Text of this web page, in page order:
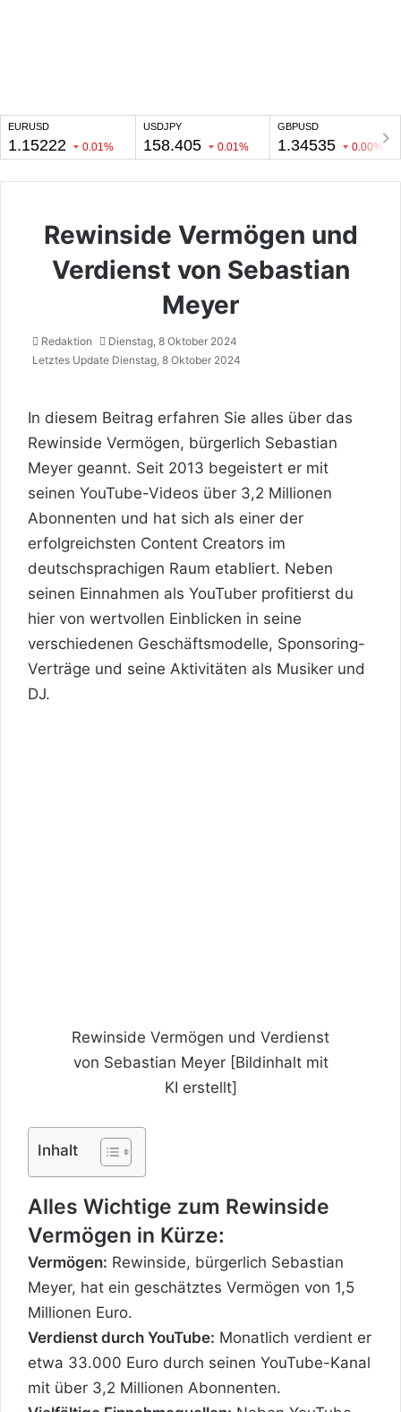
Rewinside Vermögen und
Verdienst von Sebastian
Meyer
Redaktion
Dienstag, 8 Oktober 2024
Letztes Update Dienstag, 8 Oktober 2024
In diesem Beitrag erfahren Sie alles über das
Rewinside Vermögen, bürgerlich Sebastian
Meyer geannt. Seit 2013 begeistert er mit
seinen YouTube-Videos über 3,2 Millionen
Abonnenten und hat sich als einer der
erfolgreichsten Content Creators im
deutschsprachigen Raum etabliert. Neben
seinen Einnahmen als YouTuber profitierst du
hier von wertvollen Einblicken in seine
verschiedenen Geschäftsmodelle, Sponsoring-
Verträge und seine Aktivitäten als Musiker und
DJ.
Rewinside Vermögen und Verdienst
von Sebastian Meyer [Bildinhalt mit
KI erstellt]
Inhalt
Alles Wichtige zum Rewinside
Vermögen in Kürze:
Vermögen: Rewinside, bürgerlich Sebastian
Meyer, hat ein geschätztes Vermögen von 1,5
Millionen Euro.
Verdienst durch YouTube: Monatlich verdient er
etwa 33.000 Euro durch seinen YouTube-Kanal
mit über 3,2 Millionen Abonnenten.